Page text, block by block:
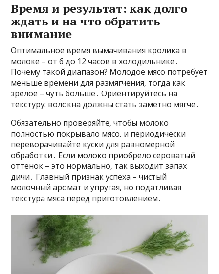
Время и результат: как долго
ждать и на что обратить
внимание
Оптимальное время вымачивания кролика в
молоке – от 6 до 12 часов в холодильнике․
Почему такой диапазон? Молодое мясо потребует
меньше времени для размягчения‚ тогда как
зрелое – чуть больше․ Ориентируйтесь на
текстуру: волокна должны стать заметно мягче․
Обязательно проверяйте‚ чтобы молоко
полностью покрывало мясо‚ и периодически
переворачивайте куски для равномерной
обработки․ Если молоко приобрело сероватый
оттенок – это нормально‚ так выходит запах
дичи․ Главный признак успеха – чистый
молочный аромат и упругая‚ но податливая
текстура мяса перед приготовлением․